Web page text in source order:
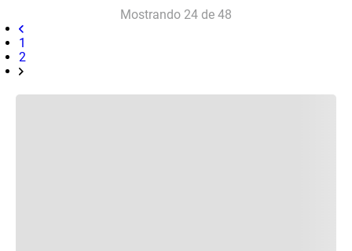
Mostrando 24 de 48
1
2